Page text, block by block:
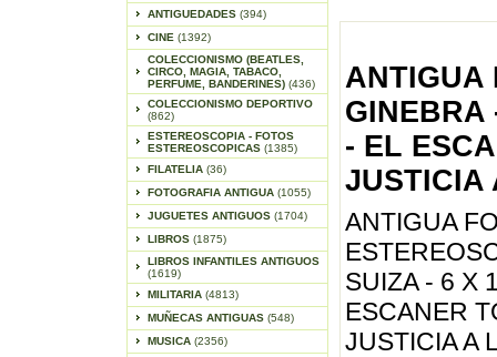
ANTIGUEDADES (394)
CINE (1392)
COLECCIONISMO (BEATLES,
CIRCO, MAGIA, TABACO,
PERFUME, BANDERINES) (436)
COLECCIONISMO DEPORTIVO
(862)
ESTEREOSCOPIA - FOTOS
ESTEREOSCOPICAS (1385)
FILATELIA (36)
FOTOGRAFIA ANTIGUA (1055)
JUGUETES ANTIGUOS (1704)
LIBROS (1875)
LIBROS INFANTILES ANTIGUOS
(1619)
MILITARIA (4813)
MUÑECAS ANTIGUAS (548)
MUSICA (2356)
ANTIGUA
GINEBRA
- EL
JUSTICIA
ANTIGUA
SUIZA - 6 X
ESCANER
JUSTICIA A